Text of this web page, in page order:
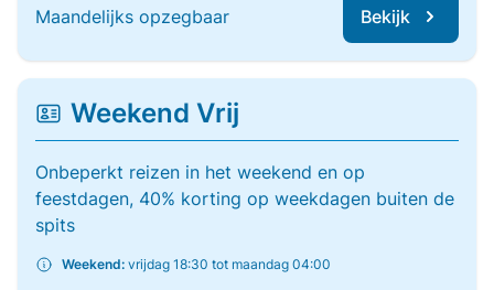
Maandelijks opzegbaar Bekijk
Weekend Vrij
Onbeperkt reizen in het weekend en op
feestdagen, 40% korting op weekdagen buiten de
spits
Weekend: vrijdag 18:30 tot maandag 04:00